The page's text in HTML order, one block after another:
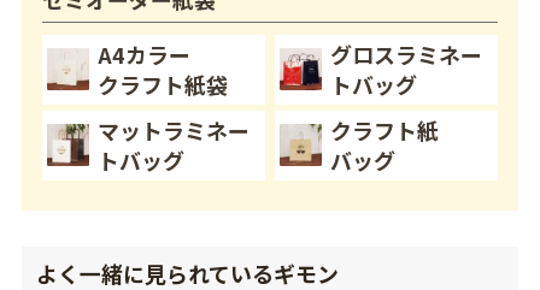
A4カラー
クラフト紙袋
グロスラミネー
トバッグ
マットラミネー
トバッグ
クラフト紙
バッグ
よく一緒に見られているギモン